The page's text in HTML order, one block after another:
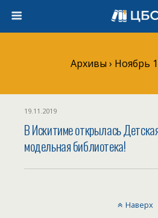
Архивы › Ноябрь
19.11.2019
В Искитиме открылась
модельная библиотека!
Наверх